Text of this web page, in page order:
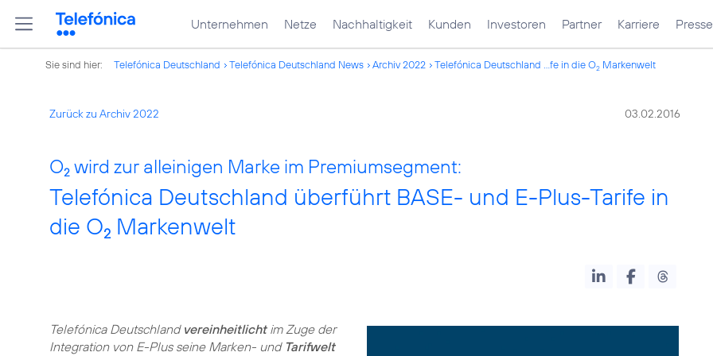
Unternehmen Netze Nachhaltigkeit Kunden Investoren Partner Karriere Presse
Sie sind hier: Telefónica Deutschland Telefónica Deutschland News Archiv 2022 Telefónica Deutschland ...fe in die O2 Markenwelt
Zurück zu Archiv 2022 03.02.2016
O2 wird zur alleinigen Marke im Premiumsegment:
Telefónica Deutschland überführt BASE- und E-Plus-Tarife in
die O2 Markenwelt
Telefónica Deutschland vereinheitlichtim Zuge der
Integration von E-Plus seine Marken- und Tarifwelt